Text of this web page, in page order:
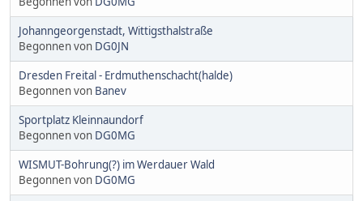
Johanngeorgenstadt, Wittigsthalstraße
Begonnen von DG0JN
Dresden Freital - Erdmuthenschacht(halde)
Begonnen von Banev
Sportplatz Kleinnaundorf
Begonnen von DG0MG
WISMUT-Bohrung(?) im Werdauer Wald
Begonnen von DG0MG